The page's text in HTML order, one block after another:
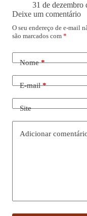
31 de dezembro
Deixe um comentário
O seu endereço de e-mail
são marcados com *
Nome*
E-mail*
Site
Adicionar